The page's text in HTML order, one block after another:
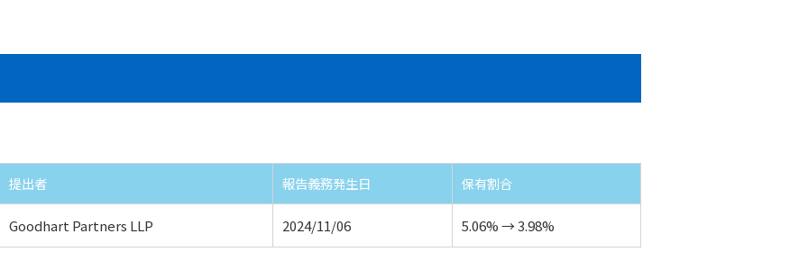
提出者 報告義務発生日 保有割合
Goodhart Partners LLP 2024/11/06 5.06% → 3.98%